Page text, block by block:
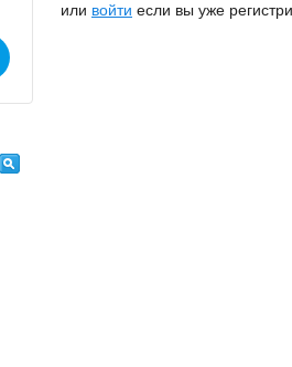
или войти если вы уже